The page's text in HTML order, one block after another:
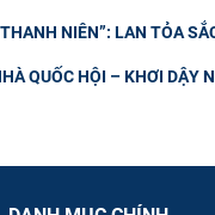
NIÊN”: LAN TỎA
QUỐC HỘI – KHƠI DẬY